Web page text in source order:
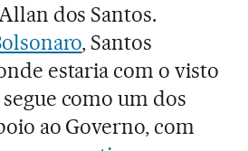
dos Santos.
, Santos
estaria com o visto
como um dos
ao Governo, com